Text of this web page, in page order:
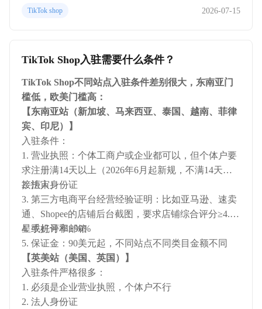
才是大头。
TikTok shop 2026-07-15
TikTok Shop入驻需要什么条件？
TikTok Shop不同站点入驻条件差别很大，东南亚门
槛低，欧美门槛高：
【东南亚站（新加坡、马来西亚、泰国、越南、菲律
宾、印尼）】
入驻条件：
1. 营业执照：个体工商户或企业都可以，但个体户要
求注册满14天以上（2026年6月起新规，不满14天直
接拒审）
2. 法人身份证
3. 第三方电商平台经营经验证明：比如亚马逊、速卖
通、Shopee的店铺后台截图，要求店铺综合评分≥4.3
星或好评率≥90%
4. 手机号和邮箱
5. 保证金：90美元起，不同站点不同类目金额不同
【英美站（美国、英国）】
入驻条件严格很多：
1. 必须是企业营业执照，个体户不行
2. 法人身份证